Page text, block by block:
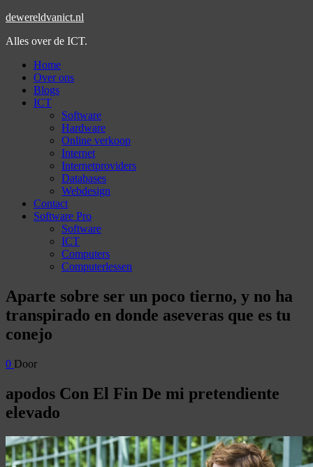
dewereldvanict.nl
Alles over de ICT.
Home
Over ons
Blogs
ICT
Software
Hardware
Online verkoop
Internet
Internetproviders
Databases
Webdesign
Contact
Software Pro
Software
ICT
Computers
Computerlessen
Aparte sobre ser un poco tierno, y no ha
transpirado en donde aseveras que es tu
conejo
0 Door
apodos Con El Fin De mi pretendiente
elevado